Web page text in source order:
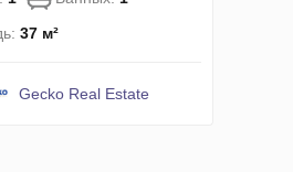
37 м²
Gecko Real Estate